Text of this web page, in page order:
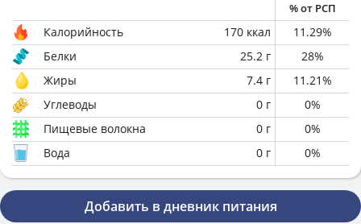
% от РСП
Калорийность 170 ккал 11.29%
Белки
25.2 г 28%
Жиры
7.4 г 11.21%
Углеводы
0 г 0%
Пищевые волокна
0 г 0%
Вода
0 г 0%
Добавить в дневник питания